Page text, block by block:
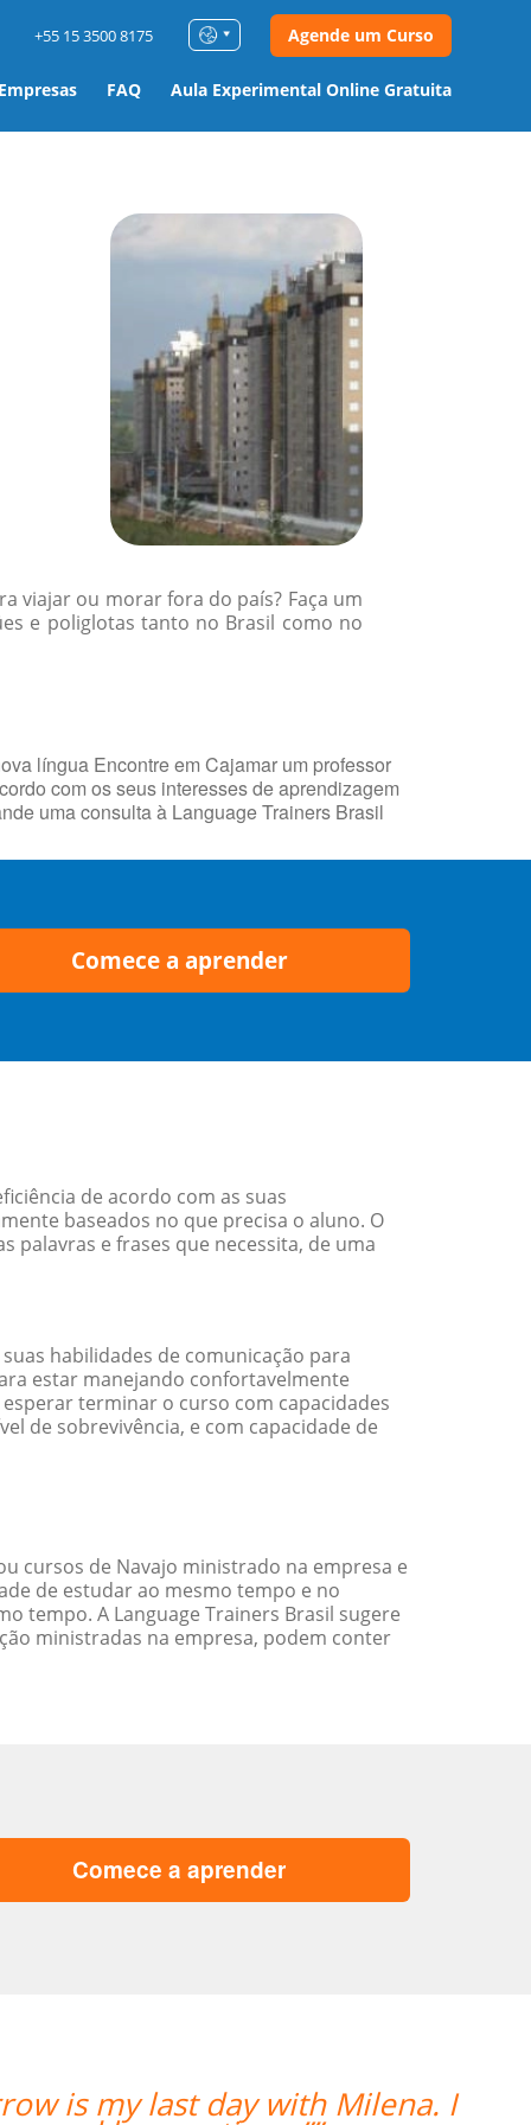
FAQ Aula Experimental Online Gratuita
+55 15 3500 8175 Agende um Curso
viajar ou morar fora do país? Faça um
e poliglotas tanto no Brasil como no
língua Encontre em Cajamar um professor
com os seus interesses de aprendizagem
uma consulta à Language Trainers Brasil
Comece a aprender
de acordo com as suas
baseados no que precisa o aluno. O
palavras e frases que necessita, de uma
habilidades de comunicação para
estar manejando confortavelmente
terminar o curso com capacidades
de sobrevivência, e com capacidade de
cursos de Navajo ministrado na empresa e
de estudar ao mesmo tempo e no
tempo. A Language Trainers Brasil sugere
ministradas na empresa, podem conter
Comece a aprender
o professor Marcus da Fonte.